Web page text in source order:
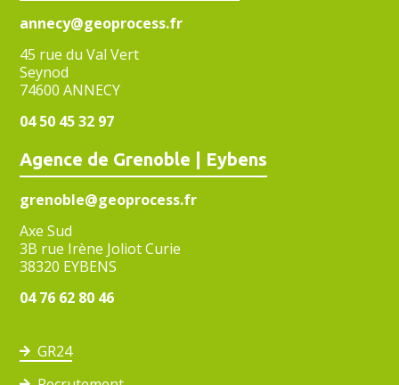
annecy@geoprocess.fr
45 rue du Val Vert
Seynod
74600 ANNECY
04 50 45 32 97
Agence de Grenoble | Eybens
grenoble@geoprocess.fr
Axe Sud
3B rue Irène Joliot Curie
38320 EYBENS
04 76 62 80 46
GR24